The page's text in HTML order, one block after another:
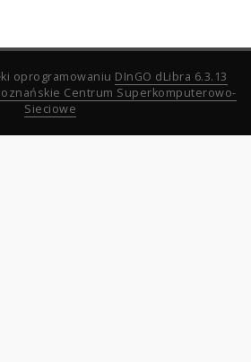
oprogramowaniu DInGO dLibra 6.3.13
Centrum Superkomputerowo-
Sieciowe